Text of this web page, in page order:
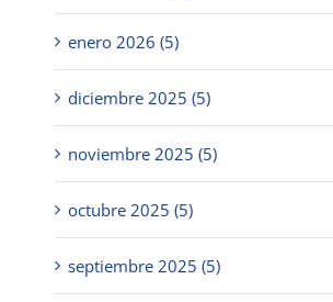
enero 2026 (5)
diciembre 2025 (5)
noviembre 2025 (5)
octubre 2025 (5)
septiembre 2025 (5)